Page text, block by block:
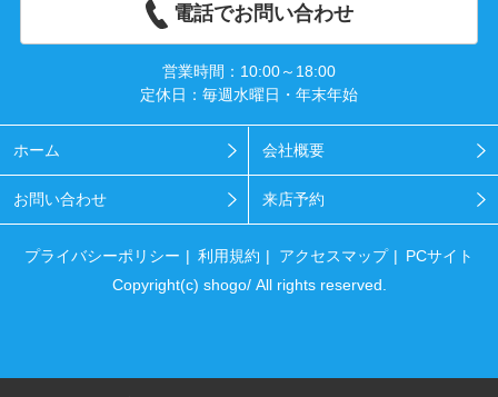
電話でお問い合わせ
営業時間：10:00～18:00
定休日：毎週水曜日・年末年始
ホーム 会社概要
お問い合わせ 来店予約
プライバシーポリシー 利用規約 アクセスマップ
PCサイト
Copyright(c) shogo/ All rights reserved.